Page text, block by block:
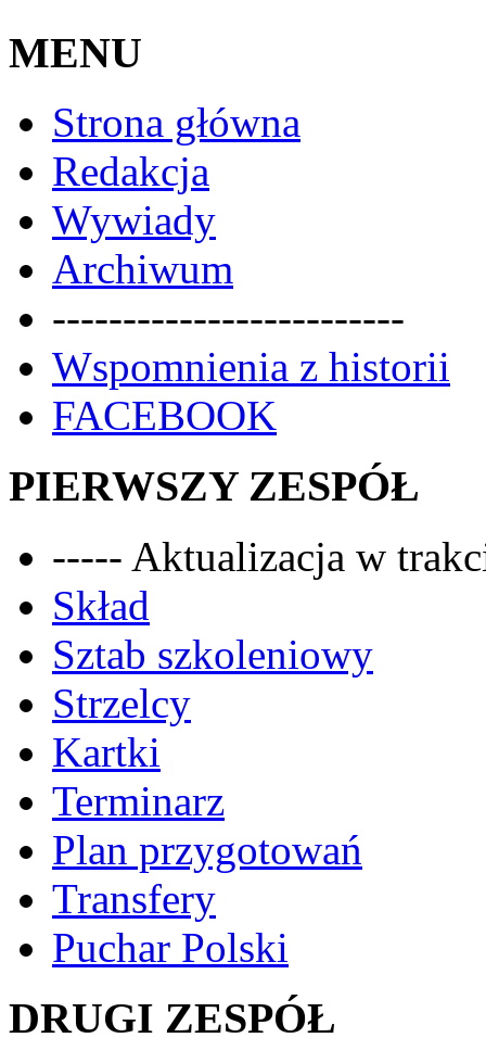
MENU
Strona główna
Redakcja
Wywiady
Archiwum
-------------------------
Wspomnienia z historii
FACEBOOK
PIERWSZY ZESPÓŁ
----- Aktualizacja w
Skład
Sztab szkoleniowy
Strzelcy
Kartki
Terminarz
Plan przygotowań
Transfery
Puchar Polski
DRUGI ZESPÓŁ